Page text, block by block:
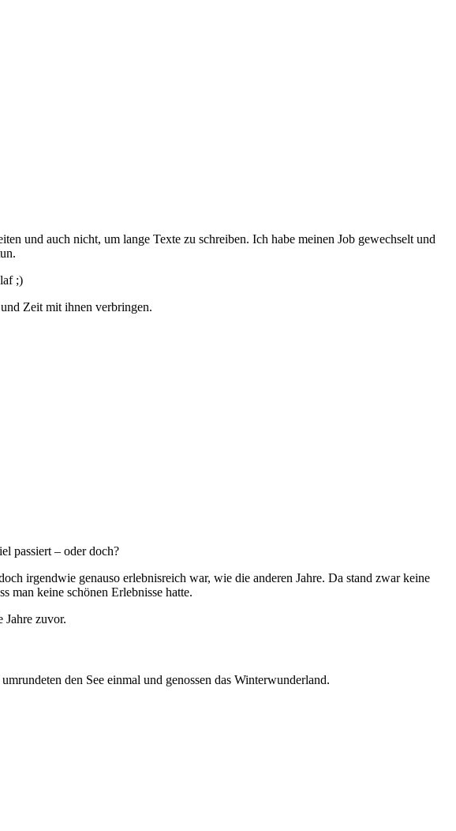
und auch nicht, um lange Texte zu schreiben. Ich habe meinen Job gewechselt und
;)
Zeit mit ihnen verbringen.
passiert – oder doch?
irgendwie genauso erlebnisreich war, wie die anderen Jahre. Da stand zwar keine
man keine schönen Erlebnisse hatte.
Jahre zuvor.
den See einmal und genossen das Winterwunderland.